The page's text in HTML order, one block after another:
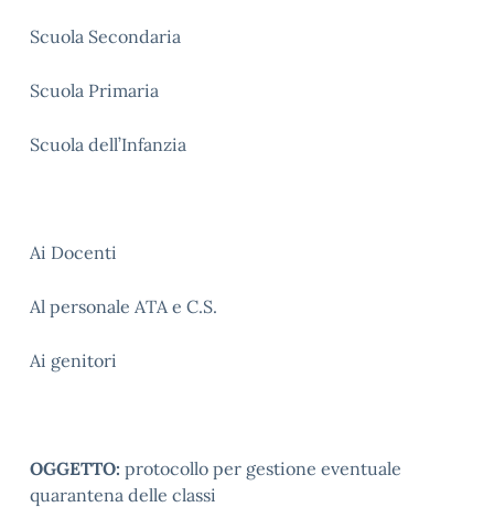
Scuola Secondaria
Scuola Primaria
Scuola dell’Infanzia
Ai Docenti
Al personale ATA e C.S.
Ai genitori
OGGETTO: protocollo per gestione eventuale
quarantena delle classi